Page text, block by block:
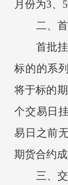
月份为3、
二、
首批
标的的系
将于标的
个交易日
易日之前
期货合约
三、